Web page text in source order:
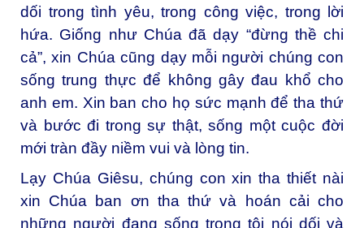
dối trong tình yêu, trong công việc, trong lời
hứa. Giống như Chúa đã dạy “đừng thề chi
cả”, xin Chúa cũng dạy mỗi người chúng con
sống trung thực để không gây đau khổ cho
anh em. Xin ban cho họ sức mạnh để tha thứ
và bước đi trong sự thật, sống một cuộc đời
mới tràn đầy niềm vui và lòng tin.
Lạy Chúa Giêsu, chúng con xin tha thiết nài
xin Chúa ban ơn tha thứ và hoán cải cho
những người đang sống trong tội nói dối và